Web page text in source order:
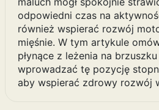
odpowiedni czas na
również wspierać rozwój
mięśnie. W tym artykule
płynące z leżenia na
wprowadzać tę pozycję
aby wspierać zdrowy rozwój